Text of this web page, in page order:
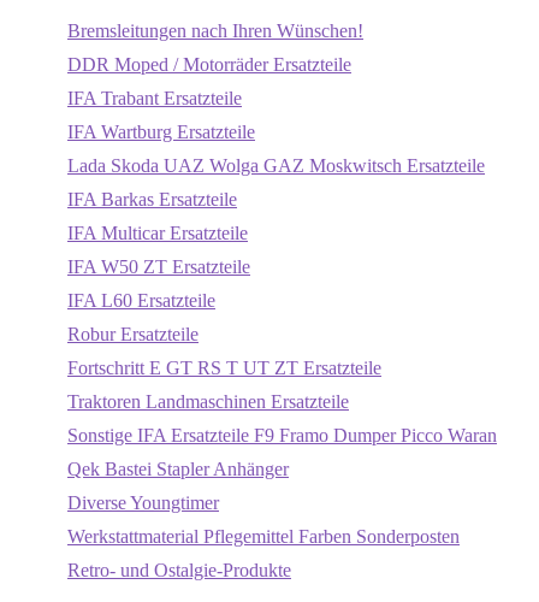
Bremsleitungen nach Ihren Wünschen!
DDR Moped / Motorräder Ersatzteile
IFA Trabant Ersatzteile
IFA Wartburg Ersatzteile
Lada Skoda UAZ Wolga GAZ Moskwitsch Ersatzteile
IFA Barkas Ersatzteile
IFA Multicar Ersatzteile
IFA W50 ZT Ersatzteile
IFA L60 Ersatzteile
Robur Ersatzteile
Fortschritt E GT RS T UT ZT Ersatzteile
Traktoren Landmaschinen Ersatzteile
Sonstige IFA Ersatzteile F9 Framo Dumper Picco Waran
Qek Bastei Stapler Anhänger
Diverse Youngtimer
Werkstattmaterial Pflegemittel Farben Sonderposten
Retro- und Ostalgie-Produkte